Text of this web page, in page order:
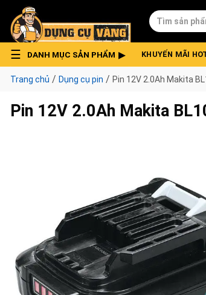
content
Tìm
kiếm:
DANH MỤC SẢN PHẨM KHUYẾN MÃI
Trang chủ / Dụng cụ pin / Pin 12V 2.0Ah Makita
Pin 12V 2.0Ah Makita